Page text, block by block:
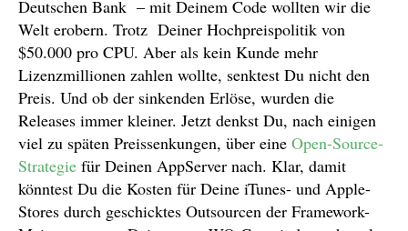
Deutschen Bank – mit Deinem Code wollten wir die
Welt erobern. Trotz Deiner Hochpreispolitik von
$50.000 pro CPU. Aber als kein Kunde mehr
Lizenzmillionen zahlen wollte, senktest Du nicht den
Preis. Und ob der sinkenden Erlöse, wurden die
Releases immer kleiner. Jetzt denkst Du, nach einigen
viel zu späten Preissenkungen, über eine Open-Source-
Strategie für Deinen AppServer nach. Klar, damit
könntest Du die Kosten für Deine iTunes- und Apple-
Stores durch geschicktes Outsourcen der Framework-